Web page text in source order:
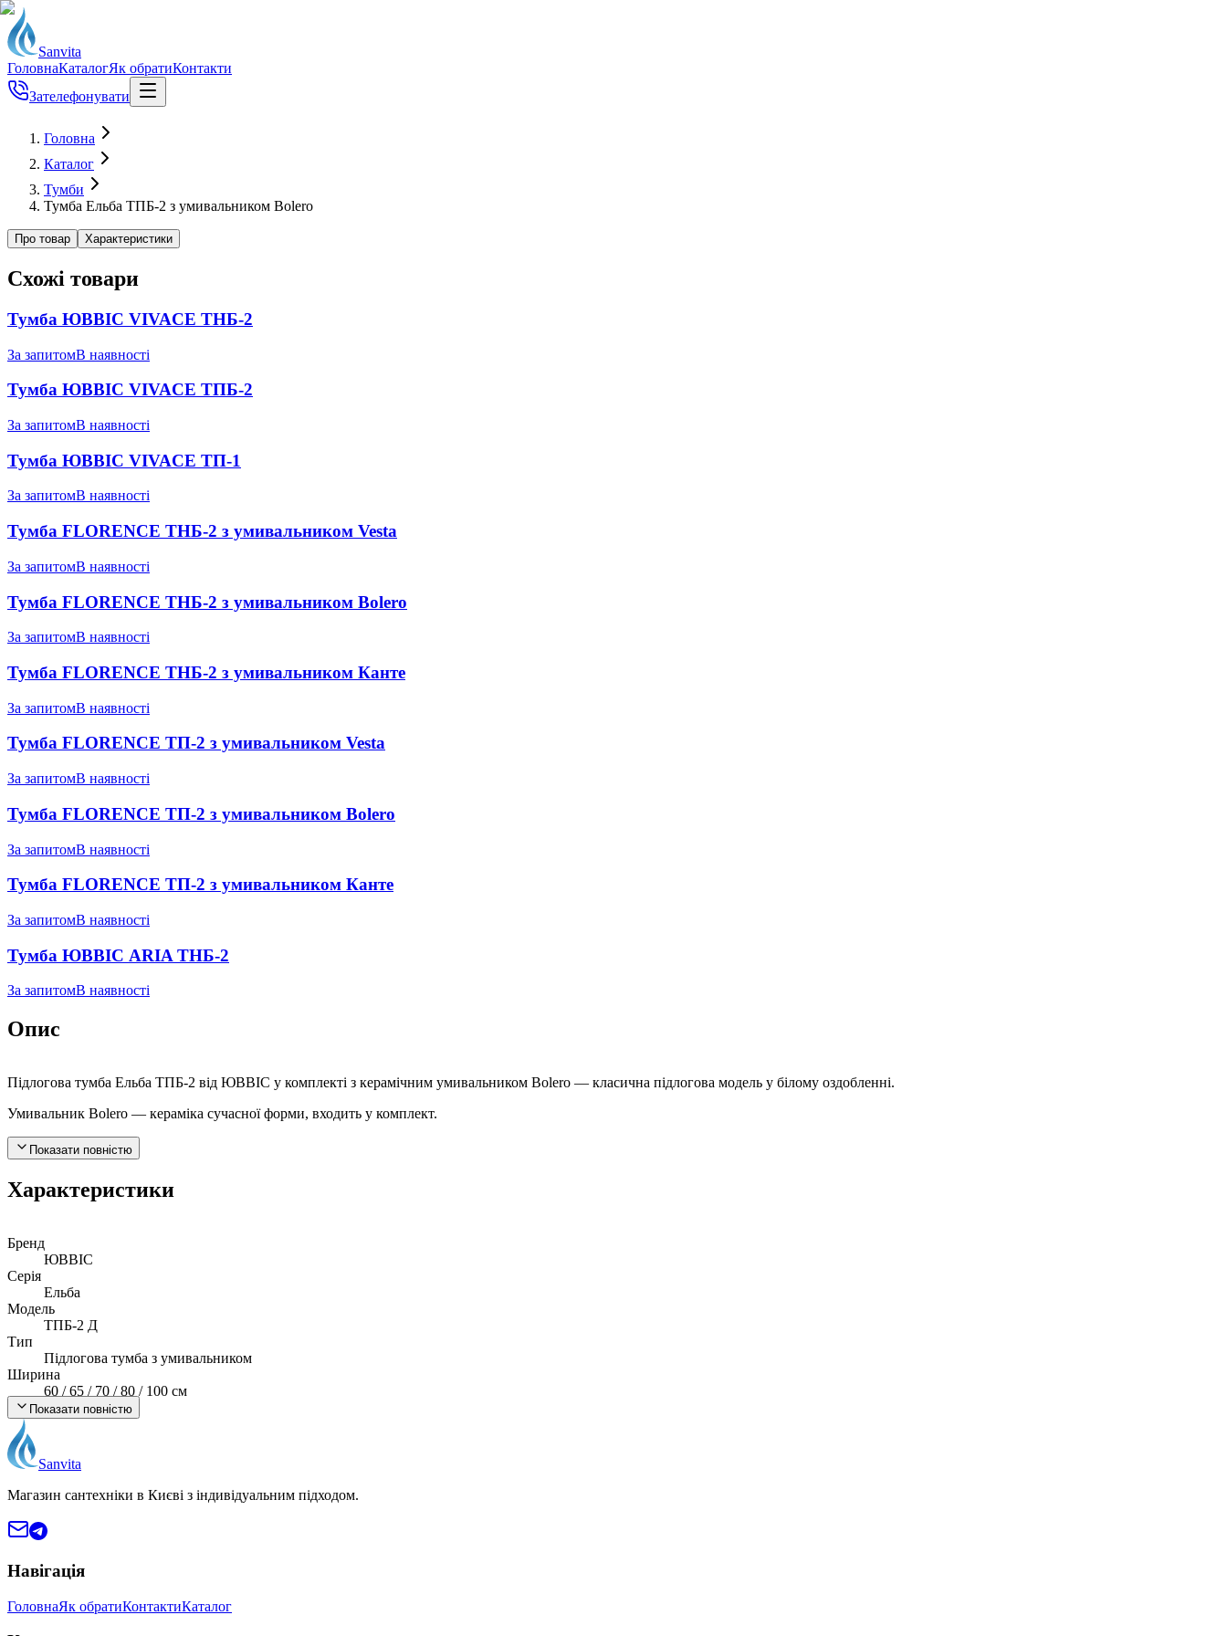
Sanvita
ГоловнаКаталогЯк обратиКонтакти
Зателефонувати
Головна
Каталог
Тумби
Тумба Ельба ТПБ-2 з умивальником Bolero
Про товар Характеристики
Схожі товари
Тумба ЮВВІС VIVACE ТНБ-2
За запитомВ наявності
Тумба ЮВВІС VIVACE ТПБ-2
За запитомВ наявності
Тумба ЮВВІС VIVACE ТП-1
За запитомВ наявності
Тумба FLORENCE ТНБ-2 з умивальником Vesta
За запитомВ наявності
Тумба FLORENCE ТНБ-2 з умивальником Bolero
За запитомВ наявності
Тумба FLORENCE ТНБ-2 з умивальником Канте
За запитомВ наявності
Тумба FLORENCE ТП-2 з умивальником Vesta
За запитомВ наявності
Тумба FLORENCE ТП-2 з умивальником Bolero
За запитомВ наявності
Тумба FLORENCE ТП-2 з умивальником Канте
За запитомВ наявності
Тумба ЮВВІС ARIA ТНБ-2
За запитомВ наявності
Опис
Підлогова тумба Ельба ТПБ-2 від ЮВВІС у комплекті з керамічним умивальником Bolero — класична підлогова модель у білому оздобленні.
Умивальник Bolero — кераміка сучасної форми, входить у комплект.
Показати повністю
Характеристики
Бренд
ЮВВІС
Серія
Ельба
Модель
ТПБ-2 Д
Тип
Підлогова тумба з умивальником
Ширина
60 / 65 / 70 / 80 / 100 см
Матеріал корпусу
ДСП Swisspan (Швейцарія), 16 мм
Умивальник
Bolero (кераміка)
Монтаж
Підлоговий
Україна
Показати повністю
Sanvita
Магазин сантехніки в Києві з індивідуальним підходом.
Навігація
ГоловнаЯк обратиКонтактиКаталог